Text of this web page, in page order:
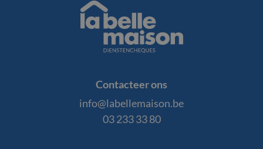
Maison
Contacteer ons
info@labellemaison.be
03 233 33 80